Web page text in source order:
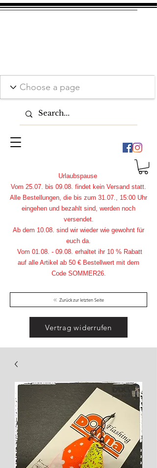
Zurück zur letzten Seite
Urlaubspause
Vom 25.07. bis 09.08. findet kein Versand statt.
Alle Bestellungen, die bis zum 31.07., 15:00 Uhr
eingehen und bezahlt sind, werden noch
versendet.
Ab dem 10.08. sind wir wieder wie gewohnt für
euch da.
Vom 01.08. - 09.08. erhaltet ihr 10 % Rabatt
auf alle Artikel ab 50 € Bestellwert mit dem
Code SOMMER26.
Vertrag widerrufen